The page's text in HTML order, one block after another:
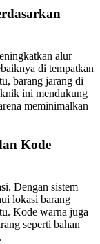
alur
di tempatkan
barang jarang di
ini mendukung
meminimalkan
Kode
Dengan sistem
lokasi barang
Kode warna juga
seperti bahan